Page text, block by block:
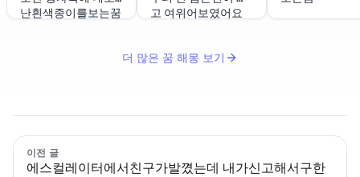
난흰색종이를보는꿈
고 여위어보였어요
더 많은 꿈 해몽 보기
이전 글
에스컬레이터에서친구가발꼈는데 내가신고해서구한